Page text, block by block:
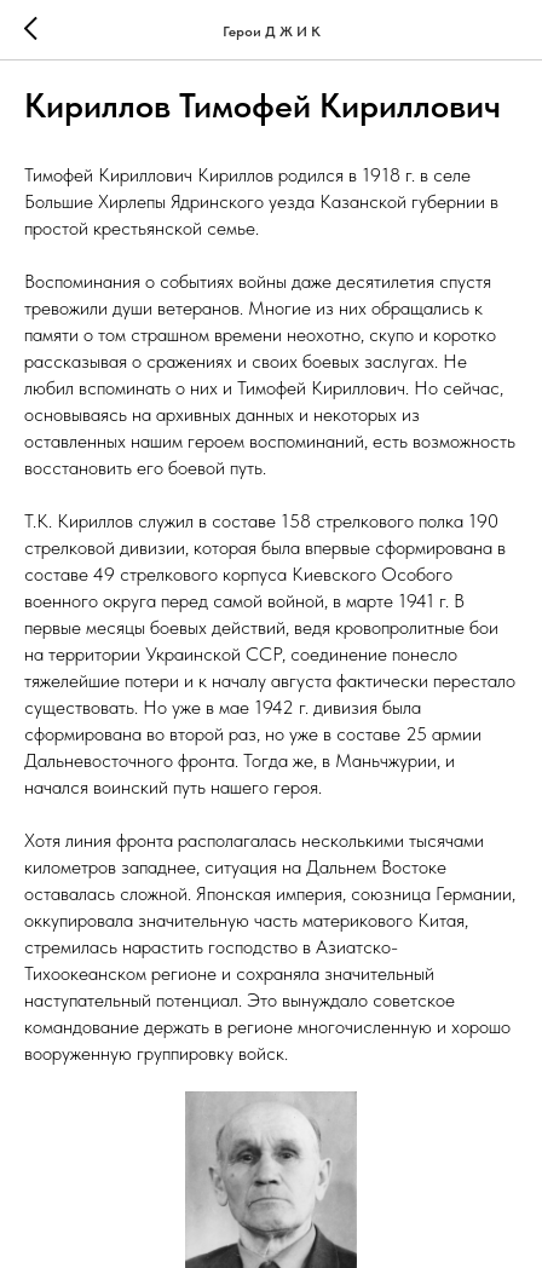
Герои Д Ж И К
Кириллов Тимофей Кириллович
Тимофей Кириллович Кириллов родился в 1918 г. в селе
Большие Хирлепы Ядринского уезда Казанской губернии в
простой крестьянской семье.
Воспоминания о событиях войны даже десятилетия спустя
тревожили души ветеранов. Многие из них обращались к
памяти о том страшном времени неохотно, скупо и коротко
рассказывая о сражениях и своих боевых заслугах. Не
любил вспоминать о них и Тимофей Кириллович. Но сейчас,
основываясь на архивных данных и некоторых из
оставленных нашим героем воспоминаний, есть возможность
восстановить его боевой путь.
Т.К. Кириллов служил в составе 158 стрелкового полка 190
стрелковой дивизии, которая была впервые сформирована в
составе 49 стрелкового корпуса Киевского Особого
военного округа перед самой войной, в марте 1941 г. В
первые месяцы боевых действий, ведя кровопролитные бои
на территории Украинской ССР, соединение понесло
тяжелейшие потери и к началу августа фактически перестало
существовать. Но уже в мае 1942 г. дивизия была
сформирована во второй раз, но уже в составе 25 армии
Дальневосточного фронта. Тогда же, в Маньчжурии, и
начался воинский путь нашего героя.
Хотя линия фронта располагалась несколькими тысячами
километров западнее, ситуация на Дальнем Востоке
оставалась сложной. Японская империя, союзница Германии,
оккупировала значительную часть материкового Китая,
стремилась нарастить господство в Азиатско-
Тихоокеанском регионе и сохраняла значительный
наступательный потенциал. Это вынуждало советское
командование держать в регионе многочисленную и хорошо
вооруженную группировку войск.